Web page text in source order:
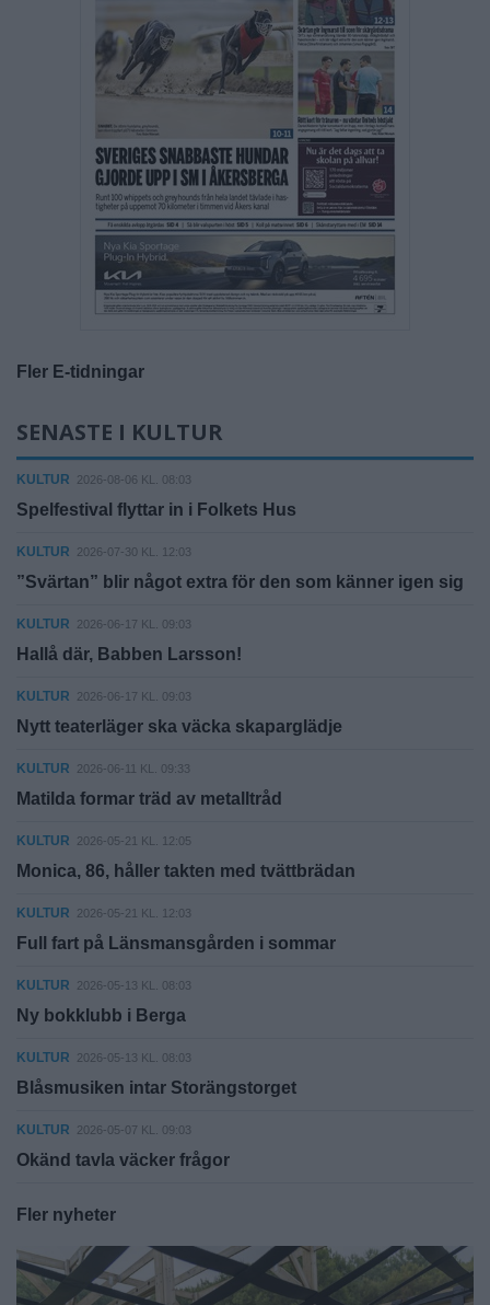
Fler E-tidningar
SENASTE I KULTUR
KULTUR 2026-08-06 KL. 08:03
Spelfestival flyttar in i Folkets Hus
KULTUR 2026-07-30 KL. 12:03
”Svärtan” blir något extra för den som känner igen sig
KULTUR 2026-06-17 KL. 09:03
Hallå där, Babben Larsson!
KULTUR 2026-06-17 KL. 09:03
Nytt teaterläger ska väcka skaparglädje
KULTUR 2026-06-11 KL. 09:33
Matilda formar träd av metalltråd
KULTUR 2026-05-21 KL. 12:05
Monica, 86, håller takten med tvättbrädan
KULTUR 2026-05-21 KL. 12:03
Full fart på Länsmansgården i sommar
KULTUR 2026-05-13 KL. 08:03
Ny bokklubb i Berga
KULTUR 2026-05-13 KL. 08:03
Blåsmusiken intar Storängstorget
KULTUR 2026-05-07 KL. 09:03
Okänd tavla väcker frågor
Fler nyheter